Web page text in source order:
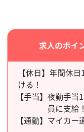
求人のポイ
【休日】年間休
ける！
【手当】 夜勤手当
員に支給！
【通勤】 マイカー